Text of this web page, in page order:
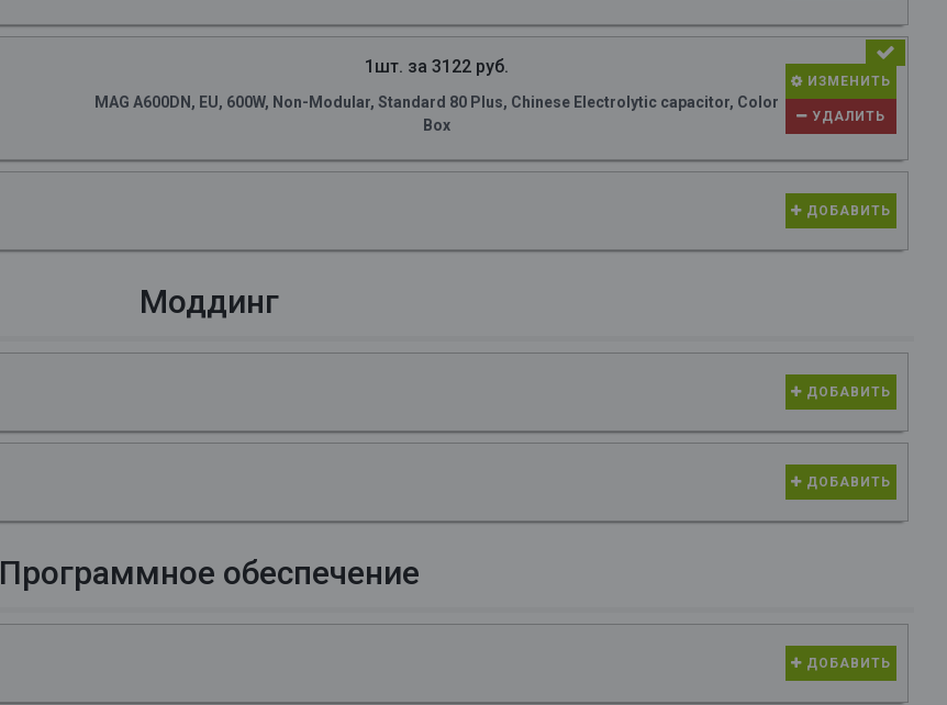
1шт. за 3122 руб.
MAG A600DN, EU, 600W, Non-Modular, Standard 80 Plus, Chinese Electrolytic capacitor, Color
Box
ИЗМЕНИТЬ
УДАЛИТЬ
ДОБАВИТЬ
Моддинг
ДОБАВИТЬ
ДОБАВИТЬ
Программное обеспечение
ДОБАВИТЬ